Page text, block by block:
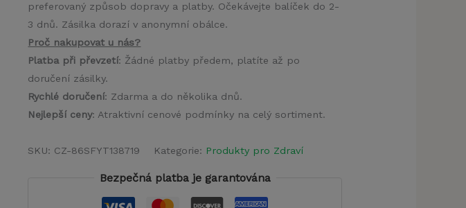
preferovaný způsob dopravy a platby. Očekávejte balíček do 2-
3 dnů. Zásilka dorazí v anonymní obálce.
Proč nakupovat u nás?
Platba při převzetí: Žádné platby předem, platíte až po
doručení zásilky.
Rychlé doručení: Zdarma a do několika dnů.
Nejlepší ceny: Atraktivní cenové podmínky na celý sortiment.
SKU: CZ-86SFYT138719 Kategorie: Produkty pro Zdraví
Bezpečná platba je garantována